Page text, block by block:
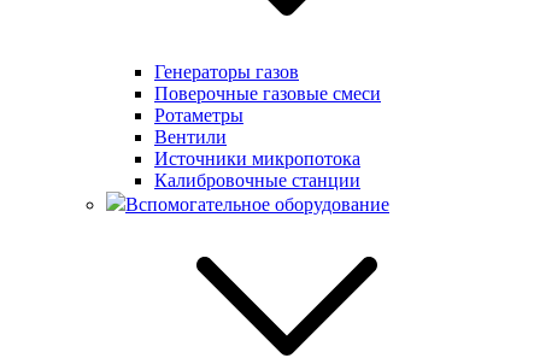
Генераторы газов
Поверочные газовые смеси
Ротаметры
Вентили
Источники микропотока
Калибровочные станции
Вспомогательное оборудование